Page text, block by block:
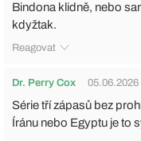
Bindona klidně, nebo
kdyžtak.
Reagovat
Dr. Perry Cox 05.06.2026
Série tří zápasů bez
Íránu nebo Egyptu je to